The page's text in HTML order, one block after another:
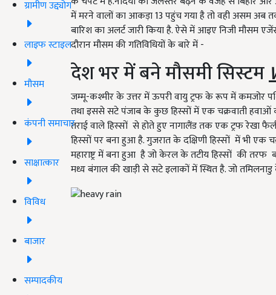
ग्रामीण उद्द्योग
लाइफ स्टाइल
मौसम
कंपनी समाचार
साक्षात्कार
विविध
बाजार
सम्पादकीय
में मरने वालों का आकड़ा 13 पहुंच गया है तो वही असम अब
बारिश का अलर्ट जारी किया है. ऐसे में आइए निजी मौसम
दौरान मौसम की गतिविधियों के बारे में -
देश भर में बने मौसमी सिस्टम
जम्मू-कश्मीर के उत्तर में ऊपरी वायु ट्रफ के रूप में कमजोर
तथा इससे सटे पंजाब के कुछ हिस्सों में एक चक्रवाती हवाओं का
तराई वाले हिस्सों से होते हुए नागालैंड तक एक ट्रफ रेखा
हिस्सों पर बना हुआ है. गुजरात के दक्षिणी हिस्सों में भी एक
महाराष्ट्र में बना हुआ है जो केरल के तटीय हिस्सों की तरफ
मध्य बंगाल की खाड़ी से सटे इलाकों में स्थित है. जो